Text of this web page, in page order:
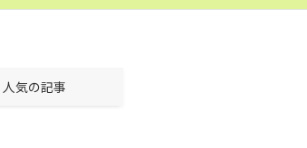
人気の記事